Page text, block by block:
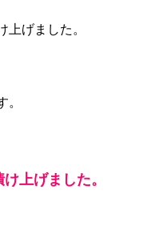
げました。
け上げました。